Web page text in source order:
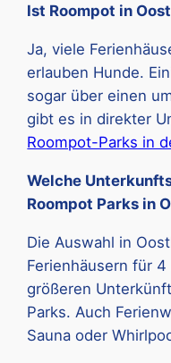
Ist Roompot in
Ja, viele
erlauben Hunde.
sogar über einen
gibt es in direkter
Roompot-Parks in
Welche
Roompot Parks in
Die Auswahl in
Ferienhäusern für
größeren
Parks. Auch
Sauna oder